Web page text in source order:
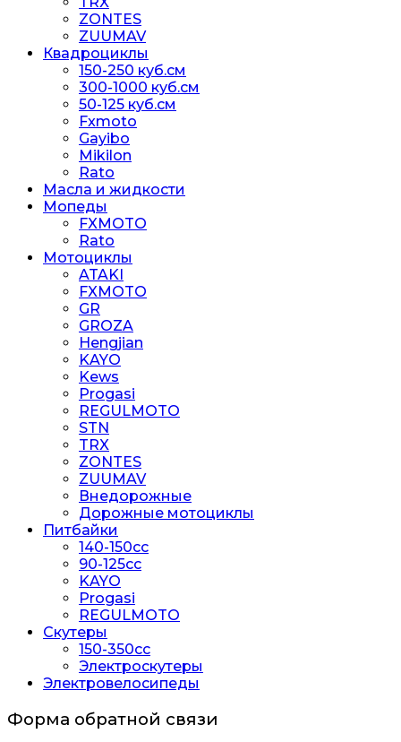
ZONTES
ZUUMAV
Квадроциклы
150-250 куб.см
300-1000 куб.см
50-125 куб.см
Fxmoto
Gayibo
Mikilon
Rato
Масла и жидкости
Мопеды
FXMOTO
Rato
Мотоциклы
ATAKI
FXMOTO
GR
GROZA
Hengjian
KAYO
Kews
Progasi
REGULMOTO
STN
TRX
ZONTES
ZUUMAV
Внедорожные
Дорожные мотоциклы
Питбайки
140-150сс
90-125cc
KAYO
Progasi
REGULMOTO
Скутеры
150-350cc
Электроскутеры
Электровелосипеды
Форма обратной связи